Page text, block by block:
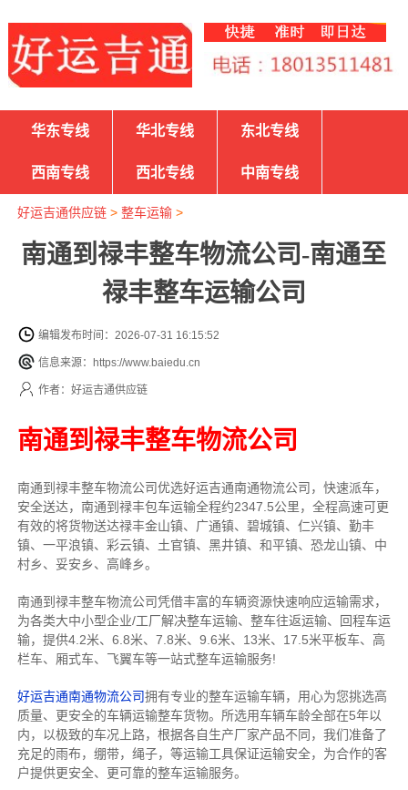
华东专线 华北专线 东北专线
西南专线 西北专线 中南专线
好运吉通供应链> 整车运输>
南通到禄丰整车物流公司-南通至
禄丰整车运输公司
编辑发布时间：2026-07-31 16:15:52
信息来源：https://www.baiedu.cn
作者：好运吉通供应链
南通到禄丰整车物流公司
南通到禄丰整车物流公司优选好运吉通南通物流公司，快速派车，
安全送达，南通到禄丰包车运输全程约2347.5公里，全程高速可更
有效的将货物送达禄丰金山镇、广通镇、碧城镇、仁兴镇、勤丰
镇、一平浪镇、彩云镇、土官镇、黑井镇、和平镇、恐龙山镇、中
村乡、妥安乡、高峰乡。
南通到禄丰整车物流公司凭借丰富的车辆资源快速响应运输需求，
为各类大中小型企业/工厂解决整车运输、整车往返运输、回程车运
输， 提供4.2米、6.8米、7.8米、9.6米、13米、17.5米平板车、高
栏车、厢式车、飞翼车等一站式整车运输服务!
好运吉通南通物流公司拥有专业的整车运输车辆，用心为您挑选高
质量、更安全的车辆运输整车货物。所选用车辆车龄全部在5年以
内，以极致的车况上路，根据各自生产厂家产品不同，我们准备了
充足的雨布，绷带，绳子，等运输工具保证运输安全，为合作的客
户提供更安全、更可靠的整车运输服务。